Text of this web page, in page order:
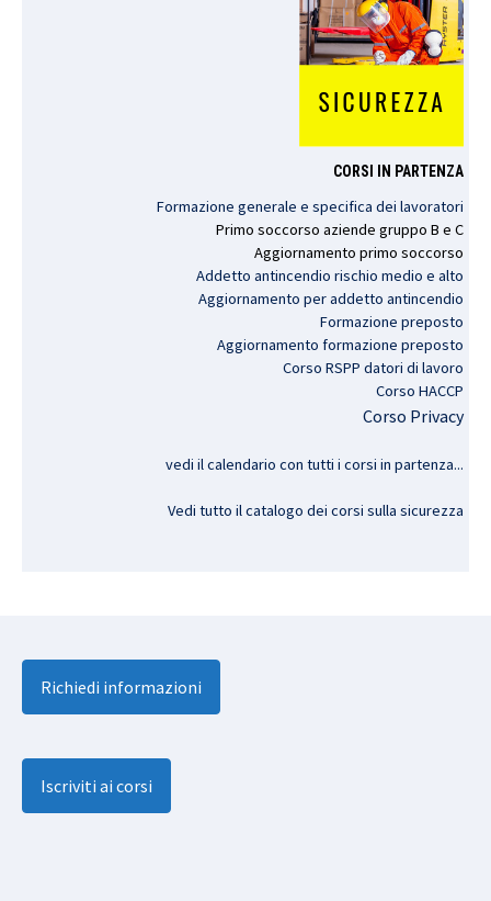
CORSI IN PARTENZA
Formazione generale e specifica dei lavoratori
Primo soccorso aziende gruppo B e C
Aggiornamento primo soccorso
Addetto antincendio rischio medio e alto
Aggiornamento per addetto antincendio
Formazione preposto
Aggiornamento formazione preposto
Corso RSPP datori di lavoro
Corso HACCP
Corso Privacy
vedi il calendario con tutti i corsi in partenza...
Vedi tutto il catalogo dei corsi sulla sicurezza
Richiedi informazioni
Iscriviti ai corsi